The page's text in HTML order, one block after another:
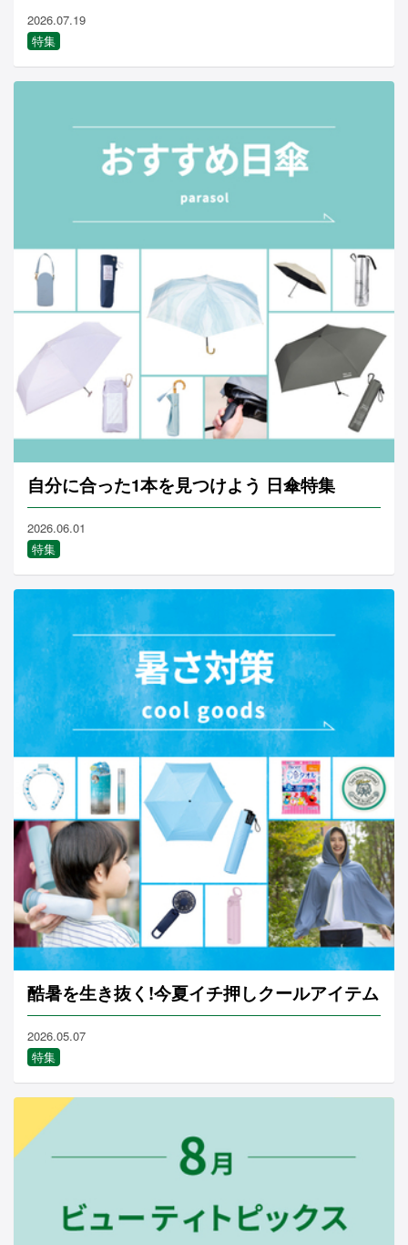
2026.07.19
特集
自分に合った1本を見つけよう 日傘特集
2026.06.01
特集
酷暑を生き抜く!今夏イチ押しクールアイテム
2026.05.07
特集